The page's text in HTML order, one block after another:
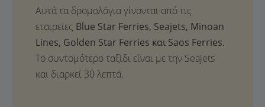
Αυτά τα δρομολόγια γίνονται από τις
εταιρείες Blue Star Ferries, Seajets, Minoan
Lines, Golden Star Ferries και Saos Ferries.
Το συντομότερο ταξίδι είναι με την Seajets
και διαρκεί 30 λεπτά.